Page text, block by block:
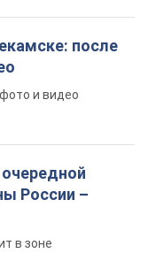
после
и видео
России –
в зоне